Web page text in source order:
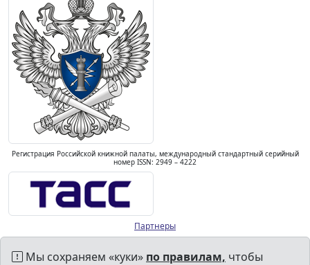
Регистрация Российской книжной палаты, международный стандартный серийный
номер ISSN: 2949 – 4222
Партнеры
Мы сохраняем «куки» по правилам, чтобы